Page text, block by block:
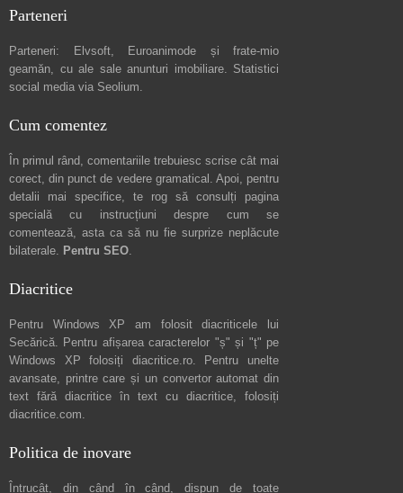
Parteneri
Parteneri: Elvsoft, Euroanimode și frate-mio
geamăn, cu ale sale anunturi imobiliare. Statistici
social media via Seolium.
Cum comentez
În primul rând, comentariile trebuiesc scrise cât mai
corect, din punct de vedere gramatical. Apoi, pentru
detalii mai specifice, te rog să consulți pagina
specială cu instrucțiuni despre cum se
comentează, asta ca să nu fie surprize neplăcute
bilaterale. Pentru SEO.
Diacritice
Pentru Windows XP am folosit diacriticele lui
Secărică. Pentru afișarea caracterelor "ș" și "ț" pe
Windows XP folosiți diacritice.ro. Pentru unelte
avansate, printre care și un convertor automat din
text fără diacritice în text cu diacritice, folosiți
diacritice.com.
Politica de inovare
Întrucât, din când în când, dispun de toate